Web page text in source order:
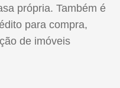
própria. Também é
para compra,
de imóveis